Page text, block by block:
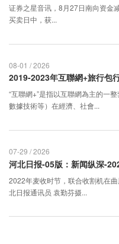
证券之星音讯，8月27日南向资金
买卖日中，获...
2019-2023年互聯網+旅行包
“互聯網+”是指以互聯網為主的一
數據技術等）在經濟、社會...
08-01 / 2026
河北日报-05版：新闻纵深-
2022年麦收时节，联合收割机在
北日报通讯员 袁勤芬摄...
07-29 / 2026